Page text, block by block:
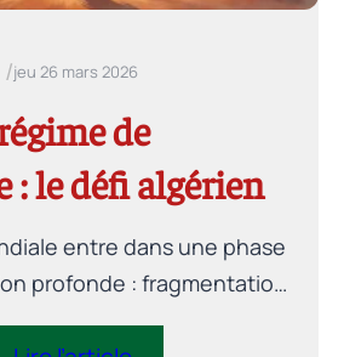
/jeu 26 mars 2026
de
: le défi algérien
entre dans une phase
profonde : fragmentation
montée des actifs